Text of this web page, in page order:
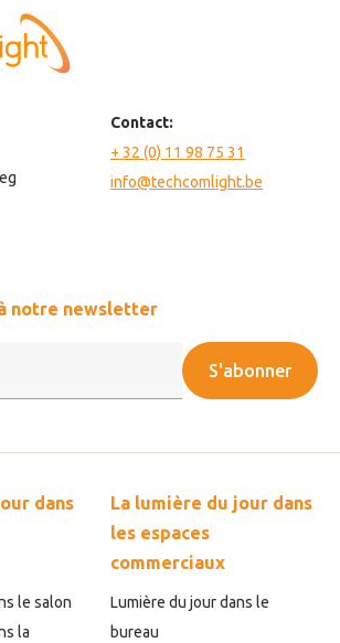
Contact:
+ 32 (0) 11 98 75 31
info@techcomlight.be
notre newsletter
S'abonner
dans
le salon
la
La lumière du jour dans
les espaces
commerciaux
Lumière du jour dans le
bureau